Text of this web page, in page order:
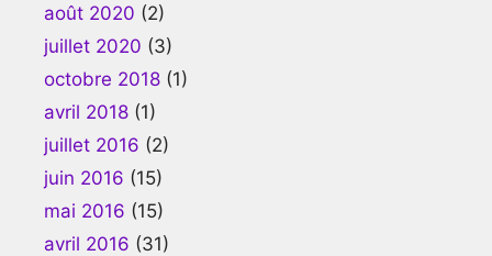
août 2020 (2)
juillet 2020 (3)
octobre 2018 (1)
avril 2018 (1)
juillet 2016 (2)
juin 2016 (15)
mai 2016 (15)
avril 2016 (31)